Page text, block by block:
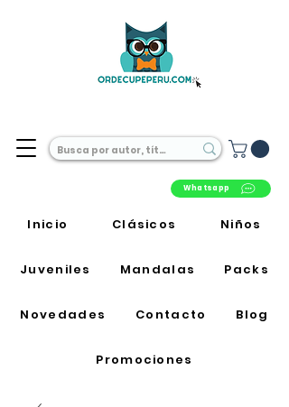
Whatsapp
Inicio Clásicos Niños
Juveniles Mandalas Packs
Novedades Contacto Blog
Promociones